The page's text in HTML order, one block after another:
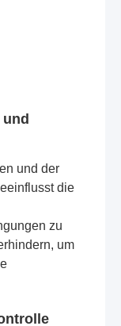
und der
die
zu
um